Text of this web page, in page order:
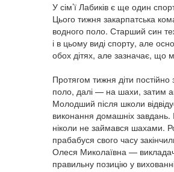
У сім’ї Лабиків є ще один
Цього тижня закарпатська
водного поло. Старший син
і в цьому виді спорту, але
обох дітях, але зазначає, що
Протягом тижня діти
поло, далі — на шахи, затим
Молодший після школи
виконання домашніх завдань.
ніколи не займався шахами.
прабабуся свого часу
Олеся Миколаївна —
правильну позицію у